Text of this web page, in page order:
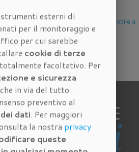
Valutazione Immobile a
Scandicci
Valutazione
Sesto Fiorentino
esterni di
per il monitoraggio e
per cui sarebbe
cookie di terze
facoltativo. Per
e sicurezza
in via del tutto
preventivo al
dati. Per maggiori
la nostra privacy
queste